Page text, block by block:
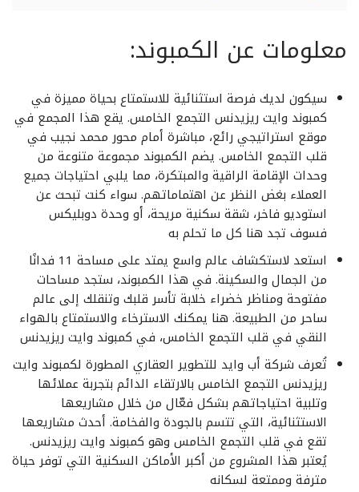
معلومات عن الكمبوند:
سيكون لديك فرصة استثنائية للاستمتاع بحياة مميزة في
كمبوند وايت ريزيدنس التجمع الخامس. يقع هذا المجمع في
موقع استراتيجي رائع، مباشرة أمام محور محمد نجيب في
قلب التجمع الخامس. يضم الكمبوند مجموعة متنوعة من
وحدات الإقامة الراقية والمبتكرة، مما يلبي احتياجات جميع
العملاء بغض النظر عن اهتماماتهم. سواء كنت تبحث عن
استوديو فاخر، شقة سكنية مريحة، أو وحدة دوبليكس
فسوف تجد هنا كل ما تحلم به
استعد لاستكشاف عالم واسع يمتد على مساحة 11 فدانًا
من الجمال والسكينة. في هذا الكمبوند، ستجد مساحات
مفتوحة ومناظر خضراء خلابة تأسر قلبك وتنقلك إلى عالم
ساحر من الطبيعة. هنا يمكنك الاسترخاء والاستمتاع بالهواء
النقي في قلب التجمع الخامس، في كمبوند وايت ريزيدنس
تُعرف شركة أب وايد للتطوير العقاري المطورة لكمبوند وايت
ريزيدنس التجمع الخامس بالارتقاء الدائم بتجربة عملائها
وتلبية احتياجاتهم بشكل فعّال من خلال مشاريعها
الاستثنائية، التي تتسم بالجودة والفخامة. أحدث مشاريعها
تقع في قلب التجمع الخامس وهو كمبوند وايت ريزيدنس.
يُعتبر هذا المشروع من أكبر الأماكن السكنية التي توفر حياة
مترفة وممتعة لسكانه